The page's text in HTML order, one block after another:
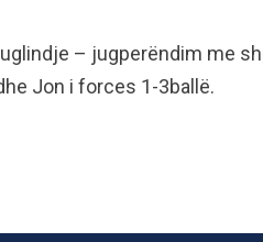
– jugperëndim me
Jon i forces 1-3ballë.